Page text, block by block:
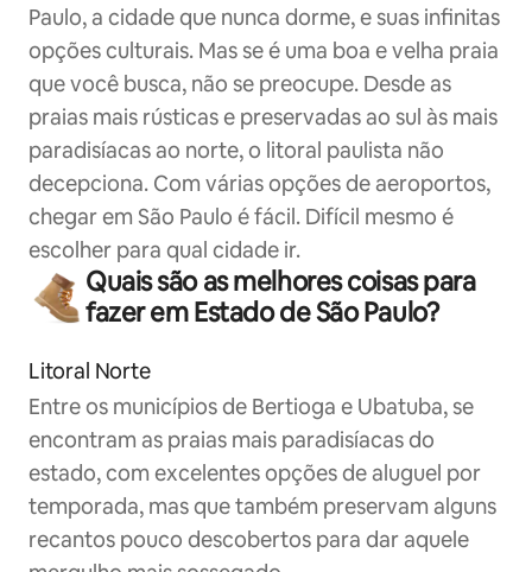
Paulo, a cidade que nunca dorme, e suas infinitas
opções culturais. Mas se é uma boa e velha praia
que você busca, não se preocupe. Desde as
praias mais rústicas e preservadas ao sul às mais
paradisíacas ao norte, o litoral paulista não
decepciona. Com várias opções de aeroportos,
chegar em São Paulo é fácil. Difícil mesmo é
escolher para qual cidade ir.
Quais são as melhores coisas para
fazer em Estado de São Paulo?
Litoral Norte
Entre os municípios de Bertioga e Ubatuba, se
encontram as praias mais paradisíacas do
estado, com excelentes opções de aluguel por
temporada, mas que também preservam alguns
recantos pouco descobertos para dar aquele